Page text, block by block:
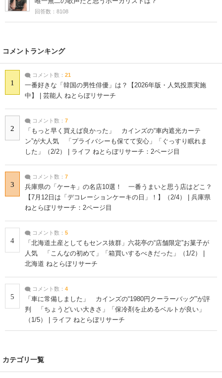
回答数：8108
コメントランキング
1
コメント数： 21
一番好きな「韓国の男性俳優」は？【2026年版・人気投票実施
中】 | 芸能人 ねとらぼリサーチ
2
コメント数： 7
「もっと早く買えば良かった」 カインズの“車内遮光カーテ
ン”が大人気 「プライバシーも保てて安心」「ぐっすり眠れま
した」（2/2） | ライフ ねとらぼリサーチ：2ページ目
3
コメント数： 7
兵庫県の「ケーキ」の名店10選！ 一番うまいと思う店はどこ？
【7月12日は「デコレーションケーキの日」！】（2/4） | 兵庫県
ねとらぼリサーチ：2ページ目
4
コメント数： 5
「北海道土産としてもセンス抜群」六花亭の“店舗限定”お菓子が
人気 「こんなの初めて」「箱買いするべきだった」（1/2） |
北海道 ねとらぼリサーチ
5
コメント数： 4
「車に常備しました」 カインズの“1980円クーラーバッグ”が評
判 「ちょうどいい大きさ」「保冷剤を止めるベルトが良い」
（1/5） | ライフ ねとらぼリサーチ
カテゴリ一覧